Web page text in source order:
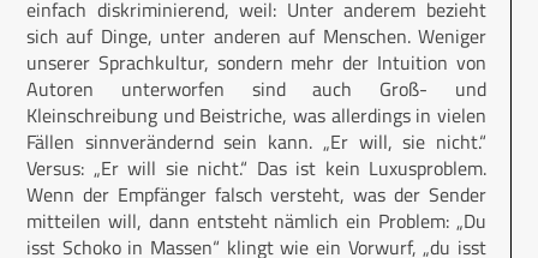
einfach diskriminierend, weil: Unter anderem bezieht
sich auf Dinge, unter anderen auf Menschen. Weniger
unserer Sprachkultur, sondern mehr der Intuition von
Autoren unterworfen sind auch Groß- und
Kleinschreibung und Beistriche, was allerdings in vielen
Fällen sinnverändernd sein kann. „Er will, sie nicht.“
Versus: „Er will sie nicht.“ Das ist kein Luxusproblem.
Wenn der Empfänger falsch versteht, was der Sender
mitteilen will, dann entsteht nämlich ein Problem: „Du
isst Schoko in Massen“ klingt wie ein Vorwurf, „du isst